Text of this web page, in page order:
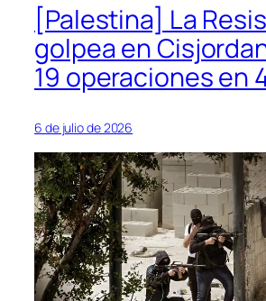
[Palestina] La
golpea en
19 operaciones en
6 de julio de 2026